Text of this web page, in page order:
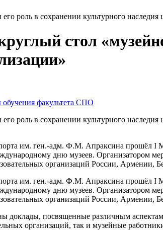
роль в сохранении культурного наследия
стол
факультета СПО
роль в сохранении культурного наследия
им. ген.-адм. Ф.М. Апраксина прошёл
дню музеев. Организатором
организаций России, Армении,
им. ген.-адм. Ф.М. Апраксина прошёл
дню музеев. Организатором
организаций России, Армении,
доклады, посвященные различным
организаций, так и музейные